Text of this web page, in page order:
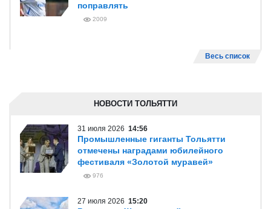
поправлять
2009
Весь список
НОВОСТИ ТОЛЬЯТТИ
31 июля 2026 14:56
Промышленные гиганты Тольятти
отмечены наградами юбилейного
фестиваля «Золотой муравей»
976
27 июля 2026 15:20